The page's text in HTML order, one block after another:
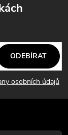
osobních údajů
ODEBÍRAT